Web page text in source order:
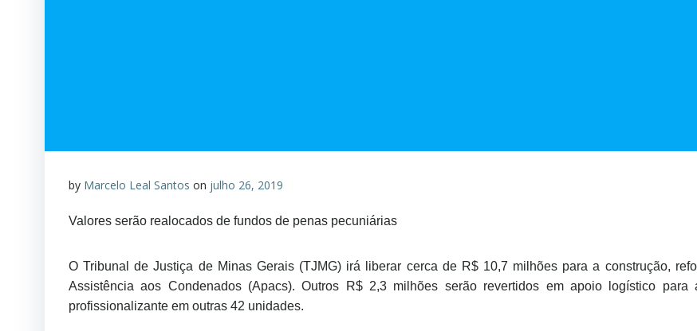
by Marcelo Leal Santos on julho 26, 2019
Valores serão realocados de fundos de penas pecuniárias
O Tribunal de Justiça de Minas Gerais (TJMG) irá liberar cerca de R$ 10,7 milhões para a construção,
Assistência aos Condenados (Apacs). Outros R$ 2,3 milhões serão revertidos em apoio logístico
profissionalizante em outras 42 unidades.
T
i
b